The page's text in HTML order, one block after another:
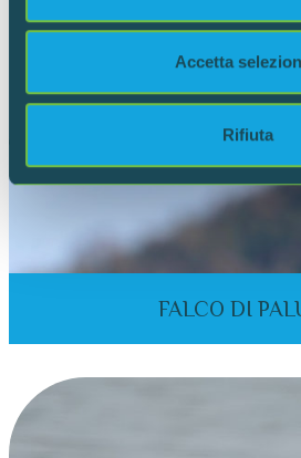
Utilizziamo i cookie per
analizzare il nostro traffico.
informazioni sul modo in cui utilizzi
nostri partner che si occupano di
pubblicità e social media, i quali
con altre informazioni che hai
raccolto dal tuo utilizzo dei loro
Accetta
Rifiuta
FALCO DI